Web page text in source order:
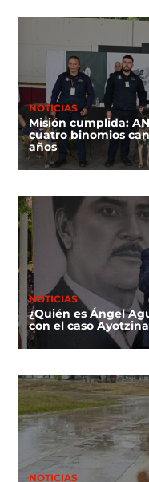
NOTICIAS
Misión cumplida:
cuatro binomios
años
NOTICIAS
¿Quién es Ángel
con el caso
NOTICIAS